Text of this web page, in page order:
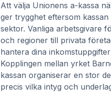
Att välja Unionens a-kassa
ger trygghet eftersom
sektor. Vanliga arbetsgivare
och regioner till privata
hantera dina
Kopplingen mellan yrket
kassan organiserar en stor
precis vilka intyg och